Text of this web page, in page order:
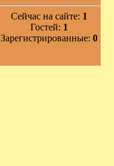
Сейчас на сайте: 1
Гостей: 1
Зарегистрированные: 0